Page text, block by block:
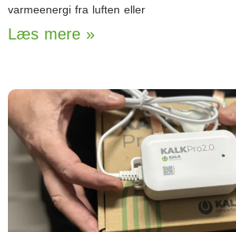
varmeenergi fra luften eller
Læs mere »